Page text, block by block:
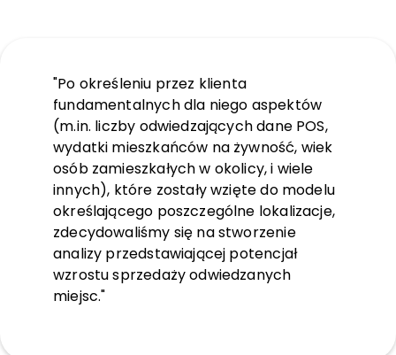
"Po określeniu przez klienta
fundamentalnych dla niego aspektów
(m.in. liczby odwiedzających dane POS,
wydatki mieszkańców na żywność, wiek
osób zamieszkałych w okolicy, i wiele
innych), które zostały wzięte do modelu
określającego poszczególne lokalizacje,
zdecydowaliśmy się na stworzenie
analizy przedstawiającej potencjał
wzrostu sprzedaży odwiedzanych
miejsc."